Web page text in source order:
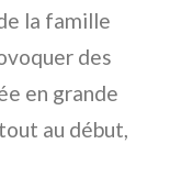
la famille
des
en grande
au début,